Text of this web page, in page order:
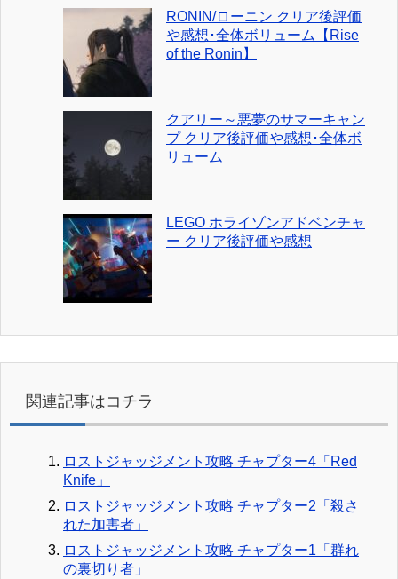
RONIN/ローニン クリア後評価
や感想･全体ボリューム【Rise
of the Ronin】
クアリー～悪夢のサマーキャン
プ クリア後評価や感想･全体ボ
リューム
LEGO ホライゾンアドベンチャ
ー クリア後評価や感想
関連記事はコチラ
ロストジャッジメント攻略 チャプター4「Red
Knife」
ロストジャッジメント攻略 チャプター2「殺さ
れた加害者」
ロストジャッジメント攻略 チャプター1「群れ
の裏切り者」